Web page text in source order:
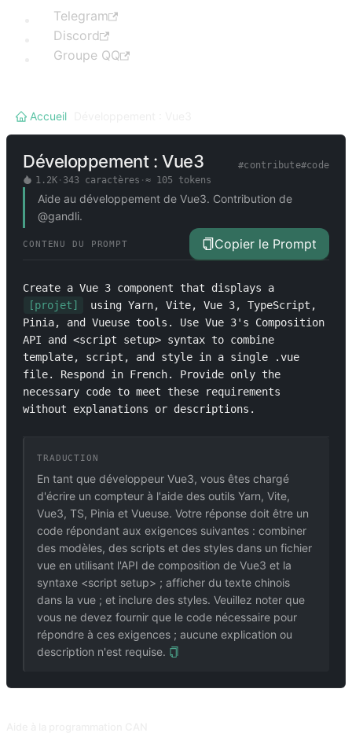
Telegram
Discord
Groupe QQ
Accueil
Développement : Vue3 #contribute#code
1.2K· 343 caractères · ≈ 105 tokens
Aide au développement de Vue3. Contribution de
@gandli.
CONTENU DU PROMPT Copier le Prompt
Create a Vue 3 component that displays a
[projet]
using Yarn, Vite, Vue 3, TypeScript,
Pinia, and Vueuse tools. Use Vue 3's Composition
API and <script setup> syntax to combine
template, script, and style in a single .vue
file. Respond in French. Provide only the
necessary code to meet these requirements
without explanations or descriptions.
TRADUCTION
En tant que développeur Vue3, vous êtes chargé
d'écrire un compteur à l'aide des outils Yarn, Vite,
Vue3, TS, Pinia et Vueuse. Votre réponse doit être un
code répondant aux exigences suivantes : combiner
des modèles, des scripts et des styles dans un fichier
vue en utilisant l'API de composition de Vue3 et la
syntaxe <script setup> ; afficher du texte chinois
dans la vue ; et inclure des styles. Veuillez noter que
vous ne devez fournir que le code nécessaire pour
répondre à ces exigences ; aucune explication ou
description n'est requise.